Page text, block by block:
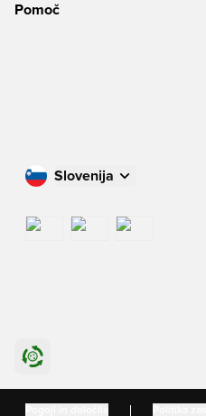
Pomoč
Slovenija
International